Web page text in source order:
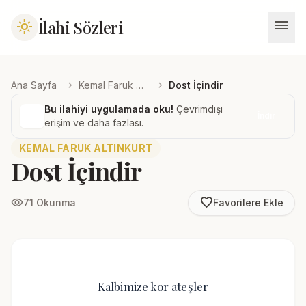
light_mode İlahi Sözleri menu
Ana Sayfa chevron_right Kemal Faruk Altınkurt chevron_right Dost İçindir
Bu ilahiyi uygulamada oku! Çevrimdışı
erişim ve daha fazlası.
KEMAL FARUK ALTINKURT
Dost İçindir
visibility71 Okunma favorite_borderFavorilere Ekle
Kalbimize kor ateşler